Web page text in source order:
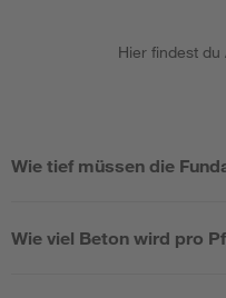
Hier findest
Wie tief müssen die
Wie viel Beton wird pro